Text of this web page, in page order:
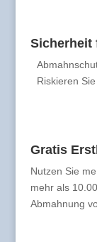
Sicherheit
Riskieren
Gratis
Nutzen Sie
mehr als
Abmahnung